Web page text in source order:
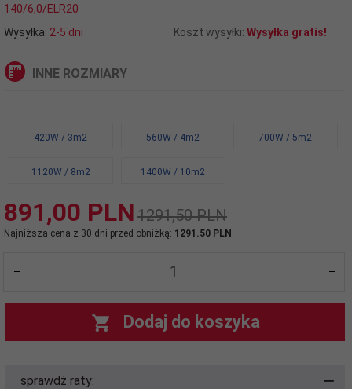
140/6,0/ELR20
Wysyłka: 2-5 dni Koszt wysyłki: Wysyłka gratis!
INNE ROZMIARY
420W / 3m2 560W / 4m2 700W / 5m2
1120W / 8m2 1400W / 10m2
891,00 PLN 1291,50 PLN
Najniższa cena z 30 dni przed obniżką: 1291.50 PLN
Dodaj do koszyka
sprawdź raty: